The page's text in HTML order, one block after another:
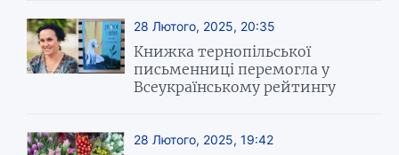
28 Лютого, 2025, 20:35
Книжка тернопільської
письменниці перемогла у
Всеукраїнському рейтингу
28 Лютого, 2025, 19:42